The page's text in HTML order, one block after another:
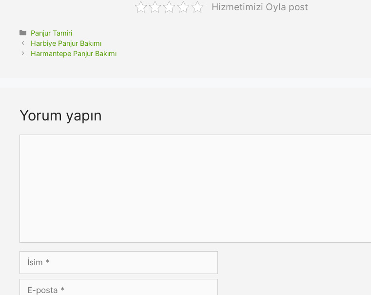
Hizmetimizi Oyla post
Kategoriler
Panjur Tamiri
Harbiye Panjur Bakımı
Harmantepe Panjur Bakımı
Yorum yapın
İsim